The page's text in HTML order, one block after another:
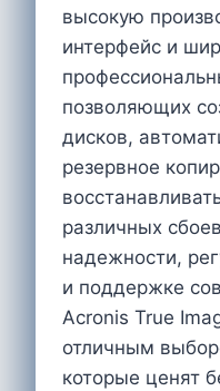
высокую
интерфейс и
позволяющих
дисков,
резервное
различных
надежности,
и поддержке
Acronis True
отличным
которые ценят